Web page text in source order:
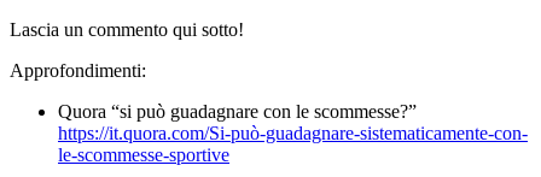
Lascia un commento qui sotto!
Approfondimenti:
Quora “si può guadagnare con le scommesse?”
https://it.quora.com/Si-può-guadagnare-sistematicamente-con-
le-scommesse-sportive